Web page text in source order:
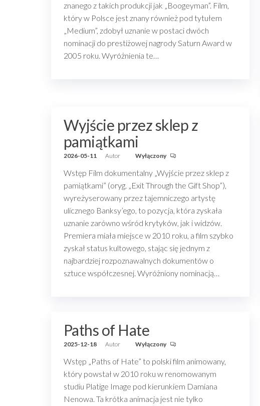
znanego z takich produkcji jak „Boogeyman”. Film,
który w Polsce jest znany również pod tytułem
„Medium”, zdobył uznanie w postaci dwóch
nominacji do prestiżowej nagrody Saturn Award w
2005 roku. Wyróżnienia te…
Wyjście przez sklep z
pamiątkami
2026-05-11 Autor Wyłączony
Wstęp Film dokumentalny „Wyjście przez sklep z
pamiątkami” (oryg. „Exit Through the Gift Shop”),
wyreżyserowany przez tajemniczego artystę
ulicznego Banksy’ego, to pozycja, która zyskała
uznanie zarówno wśród krytyków, jak i widzów.
Premiera miała miejsce w 2010 roku, a film szybko
zyskał status kultowego, stając się jednym z
najbardziej rozpoznawalnych dokumentów o
sztuce współczesnej. Wyróżniony nominacją…
Paths of Hate
2025-12-18 Autor Wyłączony
Wstęp „Paths of Hate” to polski film animowany,
który powstał w 2010 roku w renomowanym
studiu Platige Image pod kierunkiem Damiana
Nenowa. Ta krótka animacja jest nie tylko